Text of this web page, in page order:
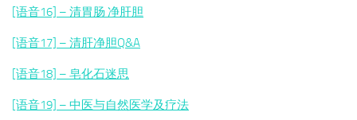
[语音16] – 清胃肠 净肝胆
[语音17] – 清肝净胆Q&A
[语音18] – 皂化石迷思
[语音19] – 中医与自然医学及疗法